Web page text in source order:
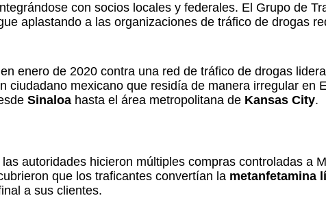
con socios locales y federales. El Grupo de
aplastando a las organizaciones de tráfico de drogas
enero de 2020 contra una red de tráfico de drogas
ciudadano mexicano que residía de manera irregular en
Sinaloa hasta el área metropolitana de Kansas City.
autoridades hicieron múltiples compras controladas a
que los traficantes convertían la metanfetamina
a sus clientes.